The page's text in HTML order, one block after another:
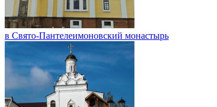
в Свято-Пантелеимоновский монастырь